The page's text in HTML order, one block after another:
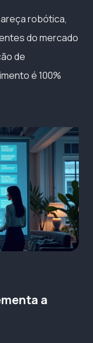
robótica,
do mercado
de
é 100%
a